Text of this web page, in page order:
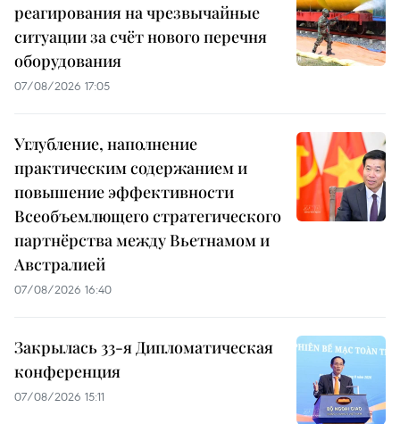
реагирования на чрезвычайные
ситуации за счёт нового перечня
оборудования
07/08/2026 17:05
Углубление, наполнение
практическим содержанием и
повышение эффективности
Всеобъемлющего стратегического
партнёрства между Вьетнамом и
Австралией
07/08/2026 16:40
Закрылась 33-я Дипломатическая
конференция
07/08/2026 15:11